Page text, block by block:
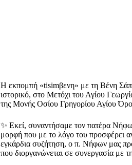
Η εκπομπή «tisimβενη» με τη Βένη
ιστορικό, στο Μετόχι του Αγίου
της Μονής Οσίου Γρηγορίου Αγίου
✨ Εκεί, συναντήσαμε τον πατέρα
μορφή που με το λόγο του προσφέρει
εγκάρδια συζήτηση, ο π. Νήφων μας
που διοργανώνεται σε συνεργασία με